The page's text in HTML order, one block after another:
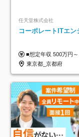
任天堂株式会社
コーポレートITエン
■想定年収 500万円～900万円 月給制 月給278,000円～ ※残業が発生した場合、残業代を別途全額支給します ※試用期間2ヶ月あり(待遇や給与に差異はありません)
東京都_京都府